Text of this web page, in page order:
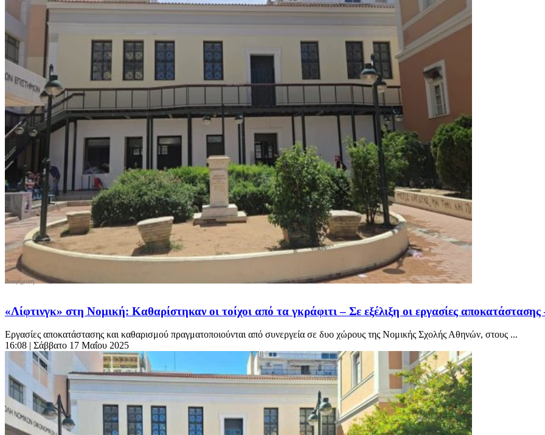
«Λίφτινγκ» στη Νομική: Καθαρίστηκαν οι τοίχοι από τα γκράφιτι – Σε εξέλιξη οι εργασίες
Εργασίες αποκατάστασης και καθαρισμού πραγματοποιούνται από συνεργεία σε δυο χώρους της Νομικής Σχολής Αθηνών, στους ...
16:08 | Σάββατο 17 Μαΐου 2025